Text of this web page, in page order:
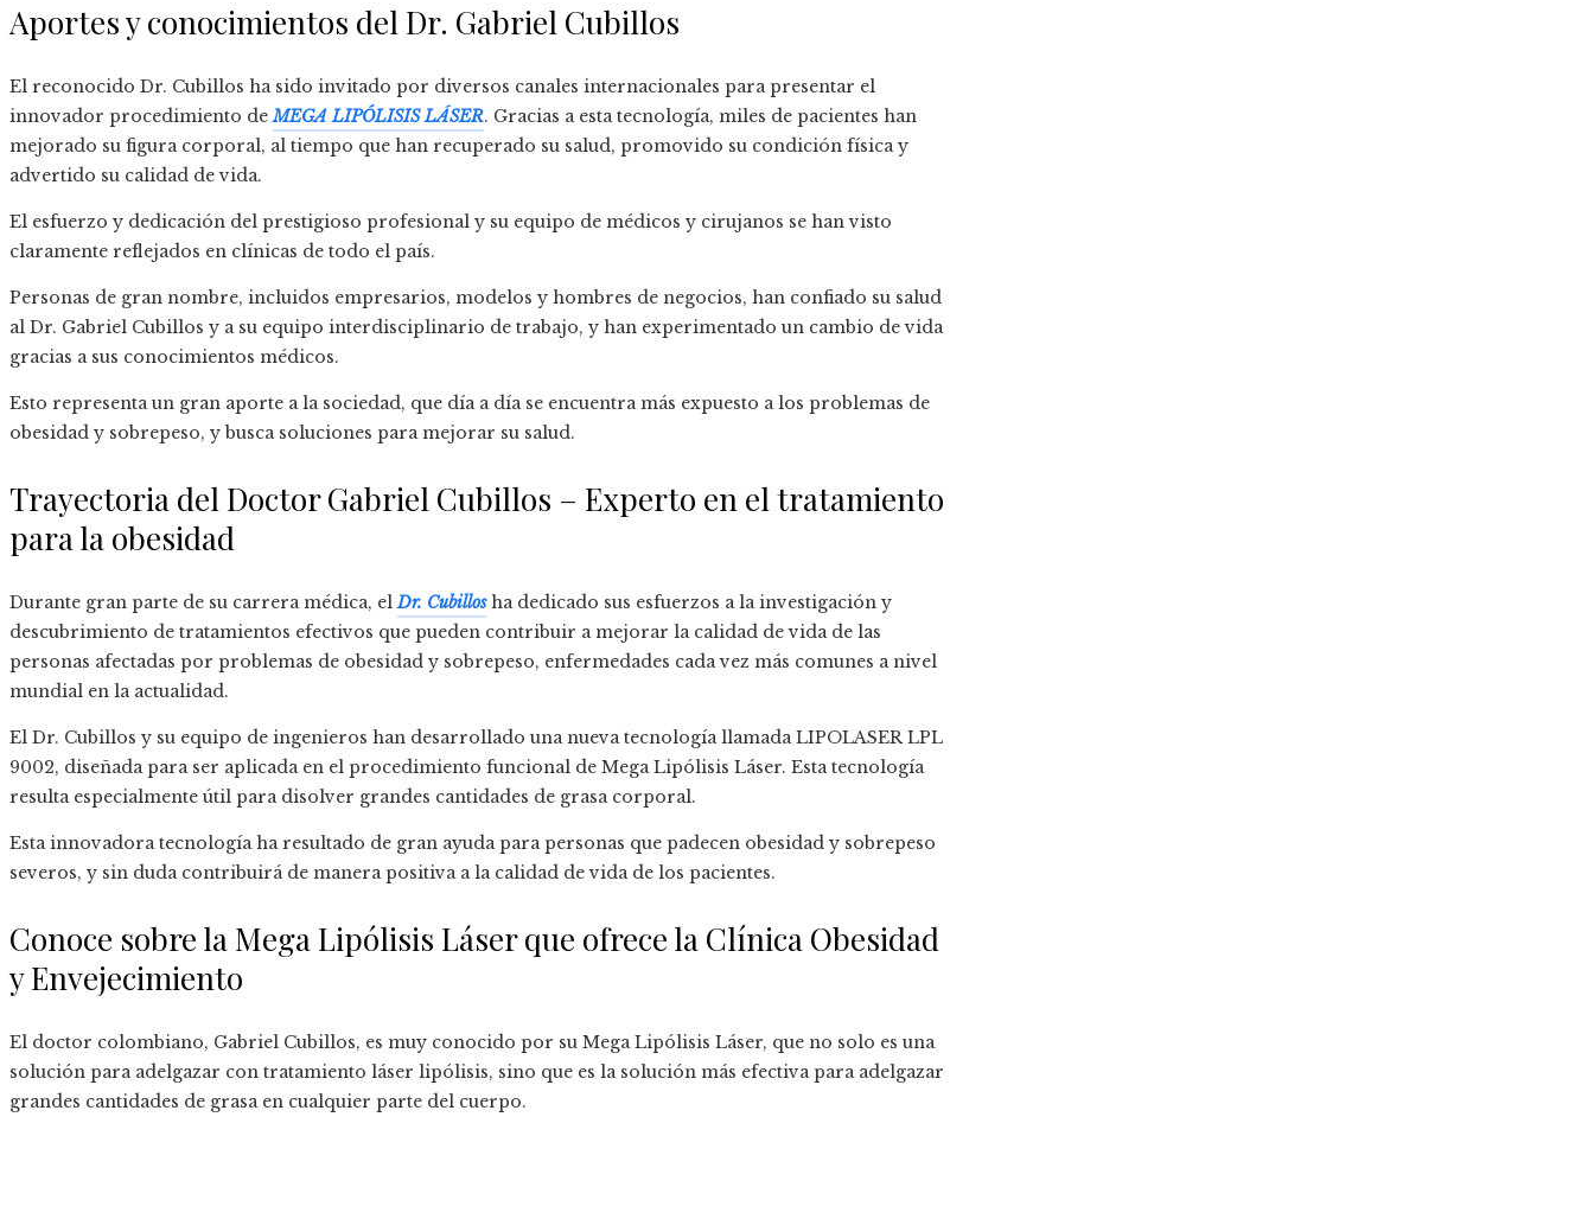
Aportes y conocimientos del Dr. Gabriel Cubillos
El reconocido Dr. Cubillos ha sido invitado por diversos canales internacionales para presentar el
innovador procedimiento deMEGA LIPÓLISIS LÁSER. Gracias a esta tecnología, miles de pacientes han
mejorado su figura corporal, al tiempo que han recuperado su salud, promovido su condición física y
advertido su calidad de vida.
El esfuerzo y dedicación del prestigioso profesional y su equipo de médicos y cirujanos se han visto
claramente reflejados en clínicas de todo el país.
Personas de gran nombre, incluidos empresarios, modelos y hombres de negocios, han confiado su salud
al Dr. Gabriel Cubillos y a su equipo interdisciplinario de trabajo, y han experimentado un cambio de vida
gracias a sus conocimientos médicos.
Esto representa un gran aporte a la sociedad, que día a día se encuentra más expuesto a los problemas de
obesidad y sobrepeso, y busca soluciones para mejorar su salud.
Trayectoria del Doctor Gabriel Cubillos – Experto en el tratamiento
para la obesidad
Durante gran parte de su carrera médica, elDr. Cubillosha dedicado sus esfuerzos a la investigación y
descubrimiento de tratamientos efectivos que pueden contribuir a mejorar la calidad de vida de las
personas afectadas por problemas de obesidad y sobrepeso, enfermedades cada vez más comunes a nivel
mundial en la actualidad.
El Dr. Cubillos y su equipo de ingenieros han desarrollado una nueva tecnología llamada LIPOLASER LPL
9002, diseñada para ser aplicada en el procedimiento funcional de Mega Lipólisis Láser. Esta tecnología
resulta especialmente útil para disolver grandes cantidades de grasa corporal.
Esta innovadora tecnología ha resultado de gran ayuda para personas que padecen obesidad y sobrepeso
severos, y sin duda contribuirá de manera positiva a la calidad de vida de los pacientes.
Conoce sobre la Mega Lipólisis Láser que ofrece la Clínica Obesidad
y Envejecimiento
El doctor colombiano, Gabriel Cubillos, es muy conocido por su Mega Lipólisis Láser, que no solo es una
solución para adelgazar con tratamiento láser lipólisis, sino que es la solución más efectiva para adelgazar
grandes cantidades de grasa en cualquier parte del cuerpo.